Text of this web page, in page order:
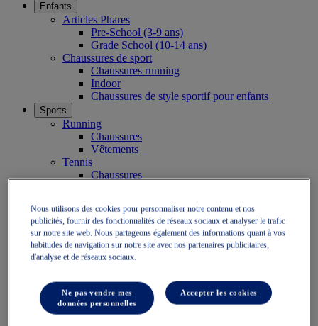
Enfants
Articles Phares
Pre-School (3-9 ans)
Grade School (10-14 ans)
Chaussures de sport
Chaussures running
Indoor
Chaussures de style sportif pour enfants
Sports
Running
Chaussures
Vêtements
Tennis
Chaussures
Chaussures
Vêtements
Collections
Courir plus loin - neutre
GEL-CUMULUS
GEL-PULSE
Courir plus loin - pronateur
GEL-KAYANO
Nous utilisons des cookies pour personnaliser notre contenu et nos
publicités, fournir des fonctionnalités de réseaux sociaux et analyser le trafic
sur notre site web. Nous partageons également des informations quant à vos
habitudes de navigation sur notre site avec nos partenaires publicitaires,
d'analyse et de réseaux sociaux.
Ne pas vendre mes
données personnelles
Accepter les cookies